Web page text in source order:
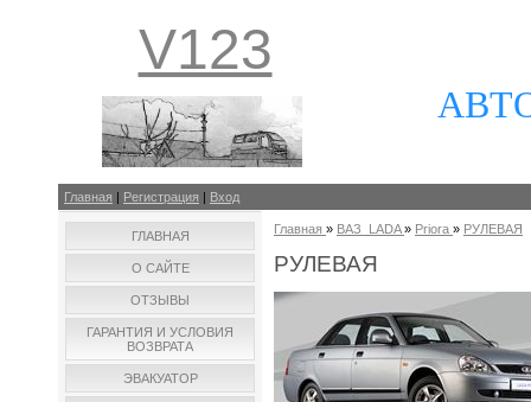
V123
Главная | Регистрация | Вход
ГЛАВНАЯ
О САЙТЕ
ОТЗЫВЫ
ГАРАНТИЯ И УСЛОВИЯ
ВОЗВРАТА
ЭВАКУАТОР
Главная » ВАЗ_LADA » Priora » РУЛЕВАЯ
РУЛЕВАЯ